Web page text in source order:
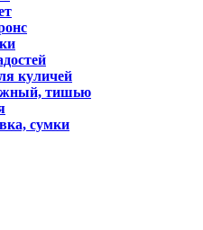
куличей
тишью
сумки